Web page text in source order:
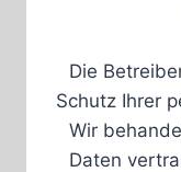
Die
Schutz Ihrer
Wir
Daten